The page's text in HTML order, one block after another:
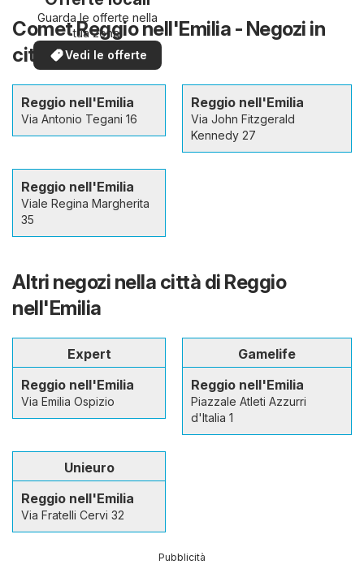
Guarda le offerte nella
tua zona!
Vedi le offerte
Comet Reggio nell'Emilia - Negozi in
città e dintorni
Reggio nell'Emilia
Via Antonio Tegani 16
Reggio nell'Emilia
Via John Fitzgerald
Kennedy 27
Reggio nell'Emilia
Viale Regina Margherita
35
Altri negozi nella città di Reggio
nell'Emilia
Expert
Reggio nell'Emilia
Via Emilia Ospizio
Gamelife
Reggio nell'Emilia
Piazzale Atleti Azzurri
d'Italia 1
Unieuro
Reggio nell'Emilia
Via Fratelli Cervi 32
Pubblicità